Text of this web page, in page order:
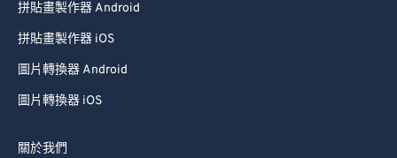
拼貼畫製作器 Android
拼貼畫製作器 iOS
圖片轉換器 Android
圖片轉換器 iOS
關於我們